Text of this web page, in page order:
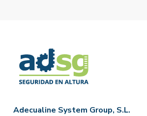
Adecualine System Group, S.L.